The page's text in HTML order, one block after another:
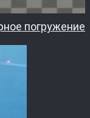
погружение